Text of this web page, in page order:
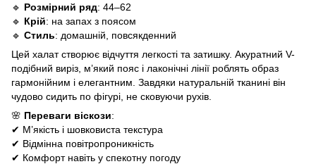
🔹 Розмірний ряд: 44–62
🔹 Крій: на запах з поясом
🔹 Стиль: домашній, повсякденний
Цей халат створює відчуття легкості та затишку. Акуратний V-
подібний виріз, м’який пояс і лаконічні лінії роблять образ
гармонійним і елегантним. Завдяки натуральній тканині він
чудово сидить по фігурі, не сковуючи рухів.
🌸 Переваги віскози:
✔ М’якість і шовковиста текстура
✔ Відмінна повітропроникність
✔ Комфорт навіть у спекотну погоду